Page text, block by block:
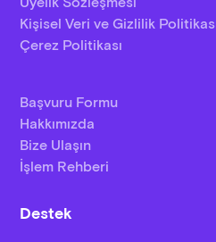
Kişisel Veri ve Gizlilik
Çerez Politikası
Başvuru Formu
Hakkımızda
Bize Ulaşın
İşlem Rehberi
Destek